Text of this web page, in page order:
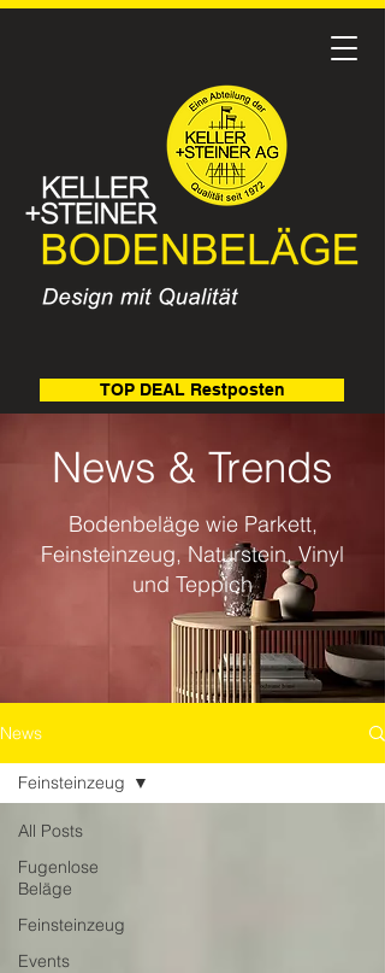
TOP DEAL Restposten
News & Trends
Bodenbeläge wie Parkett,
Feinsteinzeug, Naturstein, Vinyl
und Teppich
News
All Posts
Fugenlose
Beläge
Feinsteinzeug
Events
Feinsteinzeug